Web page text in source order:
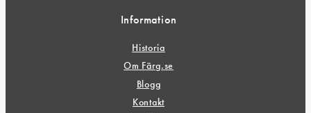
Information
Historia
Om Färg.se
Blogg
Kontakt